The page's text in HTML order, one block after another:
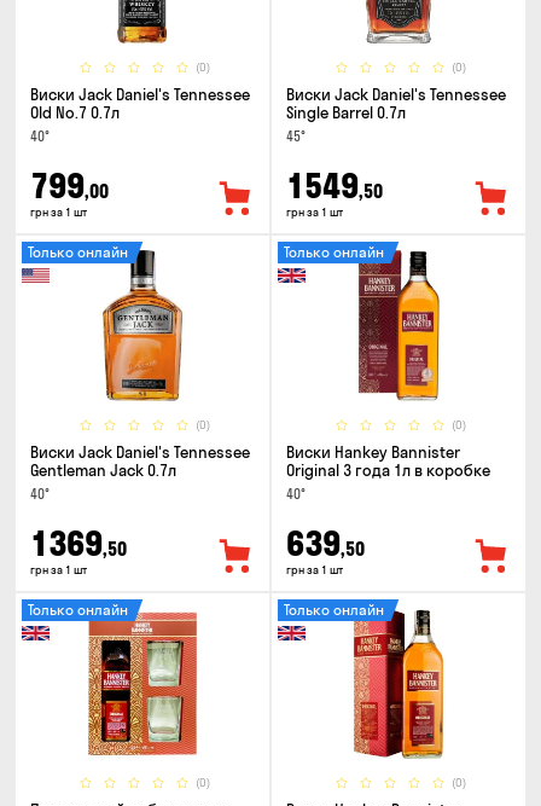
(0)
Виски Jack Daniel's Tennessee
Old No.7 0.7л
40°
799,00
грн за 1 шт
(0)
Виски Jack Daniel's Tennessee
Single Barrel 0.7л
45°
1549,50
грн за 1 шт
(0)
Только онлайн
Виски Jack Daniel's Tennessee
Gentleman Jack 0.7л
40°
1369,50
грн за 1 шт
(0)
Только онлайн
Виски Hankey Bannister
Original 3 года 1л в коробке
40°
639,50
грн за 1 шт
(0)
Только онлайн
(0)
Только онлайн